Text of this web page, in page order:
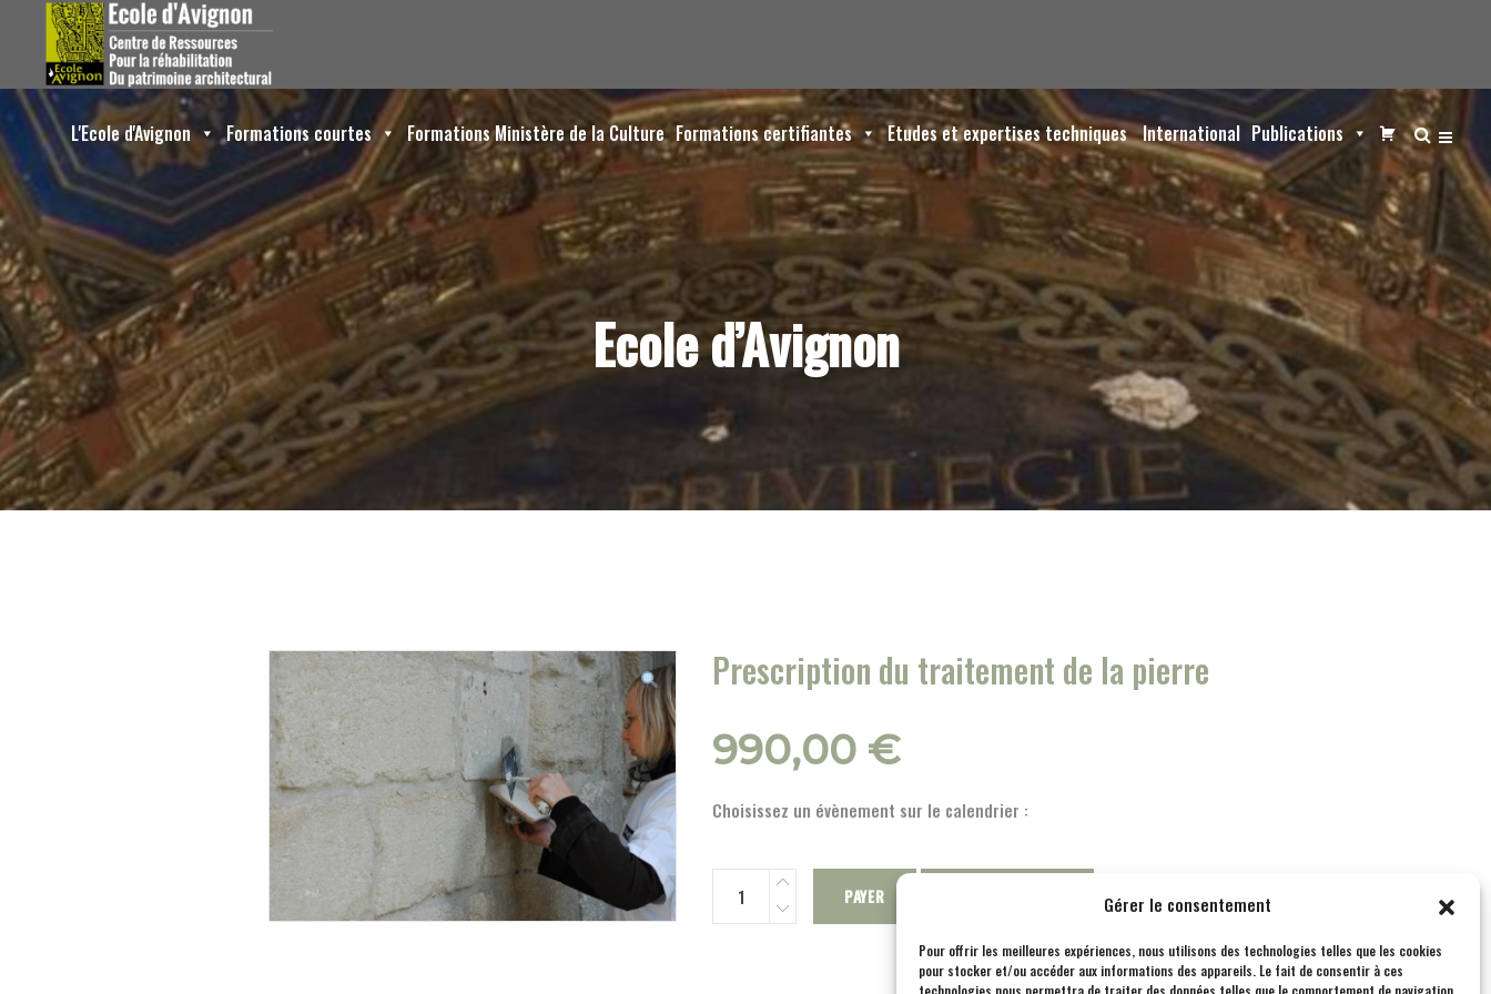
Gérer le consentement
Pour offrir les meilleures expériences, nous utilisons des technologies telles que les cookies
pour stocker et/ou accéder aux informations des appareils. Le fait de consentir à ces
technologies nous permettra de traiter des données telles que le comportement de navigation
L'Ecole d'Avignon Formations courtes Formations Ministère de la Culture Formations certifiantes Etudes et expertises techniques International Publications
Ecole d’Avignon
Prescription du traitement de la pierre
990,00 €
Choisissez un évènement sur le calendrier :
PAYER